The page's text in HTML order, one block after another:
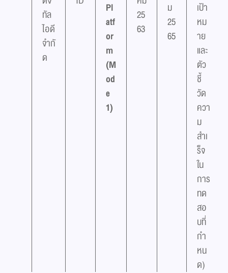
ทัล
ไอดี
จำกั
ด
Pl
atf
or
m
(M
od
e
1)
25
63
ม
25
65
เป้า
หม
าย
และ
ตัว
ชี้
วัด
ควา
ม
สำเ
ร็จ
ใน
การ
ทด
สอ
บที่
กำ
หน
ด)